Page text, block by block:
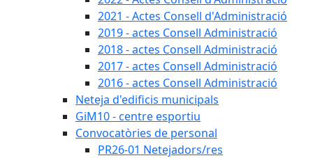
2021 - Actes Consell d'Administració
2019 - actes Consell Administració
2018 - actes Consell Administració
2017 - actes Consell Administració
2016 - actes Consell Administració
Neteja d'edificis municipals
GiM10 - centre esportiu
Convocatòries de personal
PR26-01 Netejadors/res